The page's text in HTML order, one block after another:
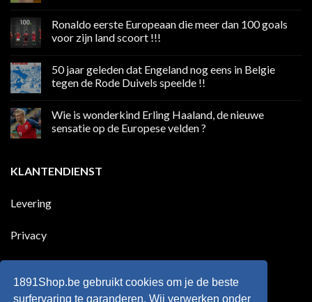
op
weekend
media
in
Premier
Ronaldo eerste Europeaan die meer dan 100 goals
voor zijn land scoort !!!
op
Ronaldo
eerste
meer
100
land
scoort
50 jaar geleden dat Engeland nog eens in Belgie
tegen de Rode Duivels speelde !!
op
jaar
nog
eens
tegen
Wie is wonderkind Erling Haaland, de nieuwe
sensatie op de Europese velden ?
Wie
is
Haaland,
Europese
KLANTENDIENST
Levering
Privacy
Retourneren
1891Shop.be gebruikt cookies om je de beste
surfervaring te garanderen, Wij verwerken onder